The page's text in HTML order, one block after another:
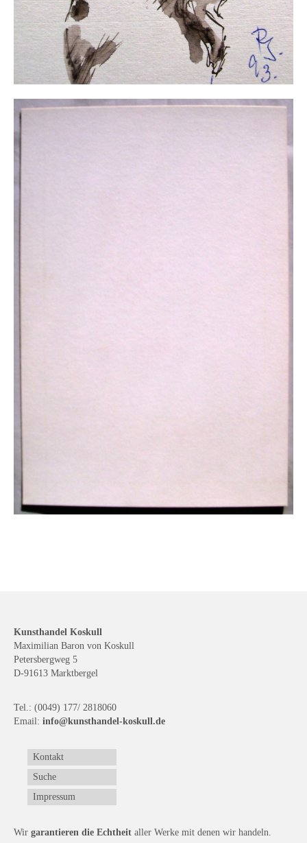
Kunsthandel Koskull
Maximilian Baron von Koskull
Petersbergweg 5
D-91613 Marktbergel
Tel.: (0049) 177/ 2818060
Email: info@kunsthandel-koskull.de
Kontakt
Suche
Impressum
Wir garantieren die Echtheit aller Werke mit denen wir handeln.